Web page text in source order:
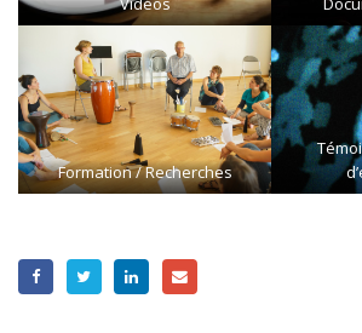
Formation / Recherches